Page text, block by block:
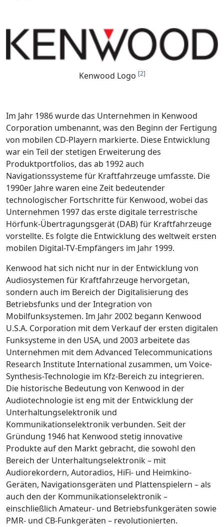
Kenwood Logo [2]
Im Jahr 1986 wurde das Unternehmen in Kenwood
Corporation umbenannt, was den Beginn der Fertigung
von mobilen CD-Playern markierte. Diese Entwicklung
war ein Teil der stetigen Erweiterung des
Produktportfolios, das ab 1992 auch
Navigationssysteme für Kraftfahrzeuge umfasste. Die
1990er Jahre waren eine Zeit bedeutender
technologischer Fortschritte für Kenwood, wobei das
Unternehmen 1997 das erste digitale terrestrische
Hörfunk-Übertragungsgerät (DAB) für Kraftfahrzeuge
vorstellte. Es folgte die Entwicklung des weltweit ersten
mobilen Digital-TV-Empfängers im Jahr 1999.
Kenwood hat sich nicht nur in der Entwicklung von
Audiosystemen für Kraftfahrzeuge hervorgetan,
sondern auch im Bereich der Digitalisierung des
Betriebsfunks und der Integration von
Mobilfunksystemen. Im Jahr 2002 begann Kenwood
U.S.A. Corporation mit dem Verkauf der ersten digitalen
Funksysteme in den USA, und 2003 arbeitete das
Unternehmen mit dem Advanced Telecommunications
Research Institute International zusammen, um Voice-
Synthesis-Technologie im Kfz-Bereich zu integrieren.
Die historische Bedeutung von Kenwood in der
Audiotechnologie ist eng mit der Entwicklung der
Unterhaltungselektronik und
Kommunikationselektronik verbunden. Seit der
Gründung 1946 hat Kenwood stetig innovative
Produkte auf den Markt gebracht, die sowohl den
Bereich der Unterhaltungselektronik – mit
Audiorekordern, Autoradios, HiFi- und Heimkino-
Geräten, Navigationsgeräten und Plattenspielern – als
auch den der Kommunikationselektronik –
einschließlich Amateur- und Betriebsfunkgeräten sowie
PMR- und CB-Funkgeräten – revolutionierten.